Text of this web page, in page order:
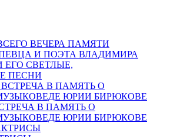
ВЕЧЕРА ПАМЯТИ
И ПОЭТА ВЛАДИМИРА
ЕГО СВЕТЛЫЕ,
ПЕСНИ
В ПАМЯТЬ О
ЮРИИ БИРЮКОВЕ